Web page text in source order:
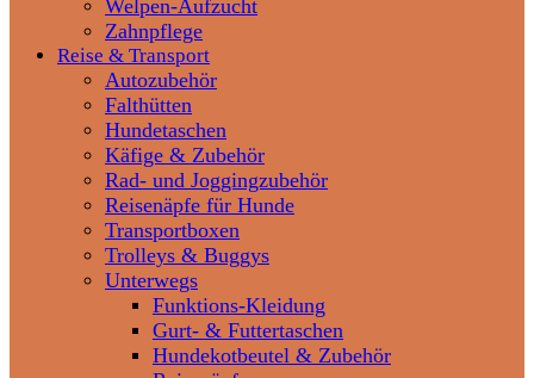
Welpen-Aufzucht
Zahnpflege
Reise & Transport
Autozubehör
Falthütten
Hundetaschen
Käfige & Zubehör
Rad- und Joggingzubehör
Reisenäpfe für Hunde
Transportboxen
Trolleys & Buggys
Unterwegs
Funktions-Kleidung
Gurt- & Futtertaschen
Hundekotbeutel & Zubehör